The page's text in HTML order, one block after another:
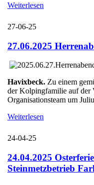
Weiterlesen
27-06-25
27.06.2025
Havixbeck. Zu einem
der Kolpingfamilie auf der
Organisationsteam um
Weiterlesen
24-04-25
24.04.2025
Steinmetzbetrieb